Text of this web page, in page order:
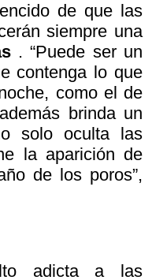
de que las
siempre una
. “Puede ser un
contenga lo que
como el de
brinda un
solo oculta las
la aparición de
de los poros”,
adicta a las